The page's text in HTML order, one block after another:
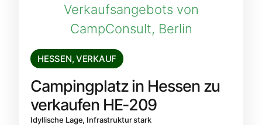
HESSEN, VERKAUF
Campingplatz in Hessen zu
verkaufen HE-209
Idyllische Lage, Infrastruktur stark